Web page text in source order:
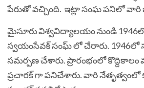
పేరుతో వచ్చింది. ఇట్లా సంఘ పనిలో
మైసూరు విశ్వవిద్యాలయం నుండి
స్వయంసేవక్ సంఘ్ లో చేరారు. 1946లో
సమర్పణ చేశారు. ప్రారంభంలో కొద్దికాలం
ప్రచారక్ గా పనిచేశారు. వారి నేతృత్వంలో